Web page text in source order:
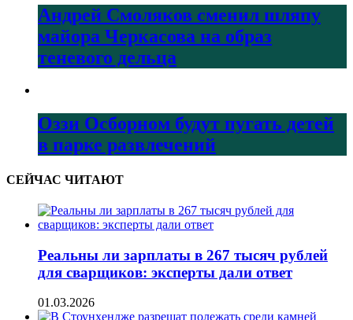
Андрей Смоляков сменил шляпу
майора Черкасова на образ
теневого дельца
Оззи Осборном будут пугать детей
в парке развлечений
СЕЙЧАС ЧИТАЮТ
Реальны ли зарплаты в 267 тысяч рублей
для сварщиков: эксперты дали ответ
01.03.2026